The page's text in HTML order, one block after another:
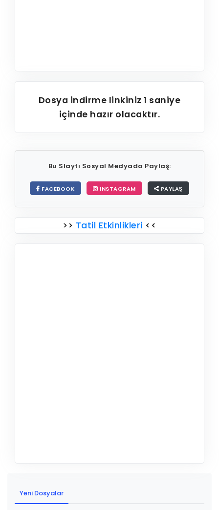
Dosya indirme linkiniz1 saniye
içinde hazır olacaktır.
Bu Slaytı Sosyal Medyada Paylaş:
FACEBOOK INSTAGRAM PAYLAŞ
>> Tatil Etkinlikleri <<
Yeni Dosyalar